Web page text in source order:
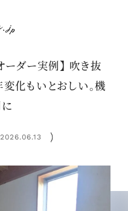
ーダー実例】 吹き抜
化もいとおしい。機
2026.06.13